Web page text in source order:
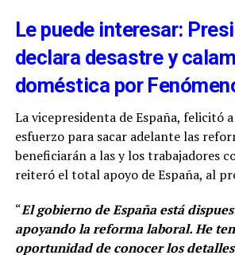
Le puede interesar:
declara desastre y
doméstica por
La vicepresidenta de España, felicitó
esfuerzo para sacar adelante las
beneficiarán a las y los trabajadores
reiteró el total apoyo de España, al
“El gobierno de España está
apoyando la reforma laboral. He
oportunidad de conocer los